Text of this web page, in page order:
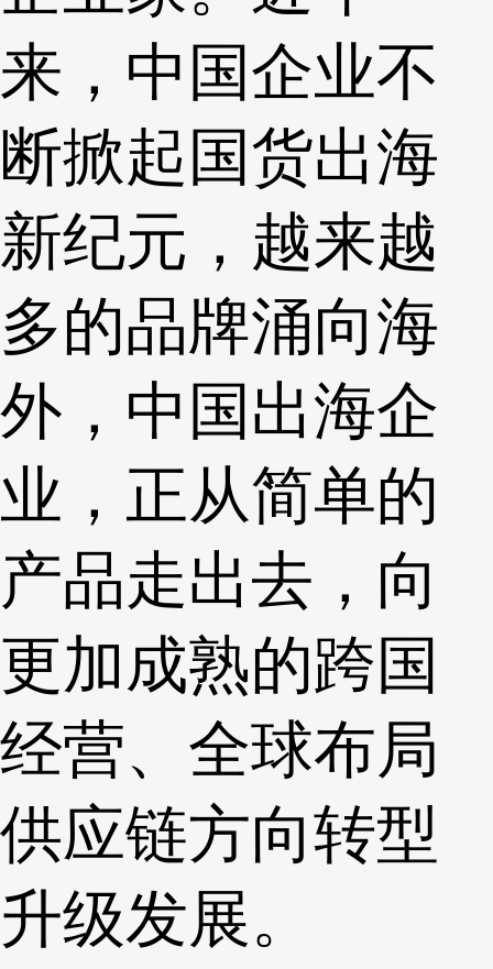
来，中国企业不
断掀起国货出海
新纪元，越来越
多的品牌涌向海
外，中国出海企
业，正从简单的
产品走出去，向
更加成熟的跨国
经营、全球布局
供应链方向转型
升级发展。